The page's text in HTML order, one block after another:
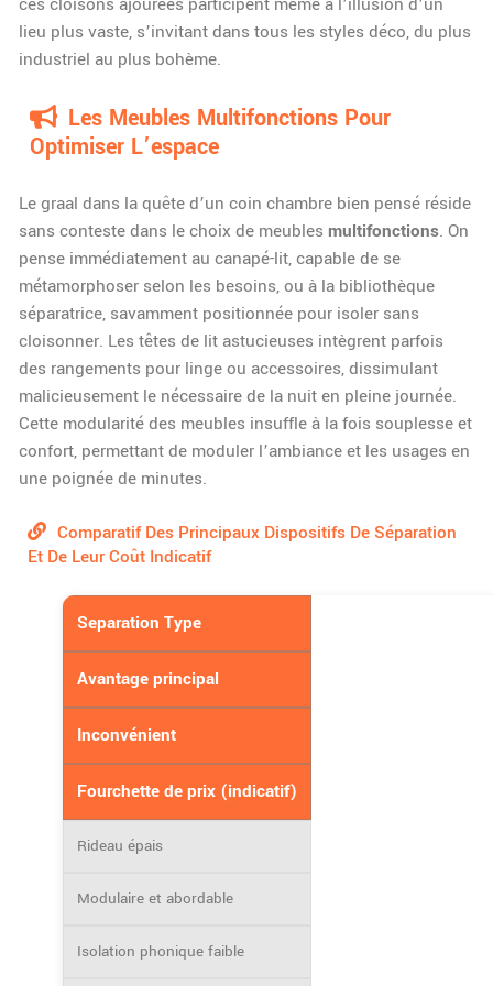
lieu plus vaste, s’invitant dans tous les styles déco, du plus
industriel au plus bohème.
Les Meubles Multifonctions Pour
Optimiser L’espace
Le graal dans la quête d’un coin chambre bien pensé réside
sans conteste dans le choix de meubles multifonctions. On
pense immédiatement au canapé-lit, capable de se
métamorphoser selon les besoins, ou à la bibliothèque
séparatrice, savamment positionnée pour isoler sans
cloisonner. Les têtes de lit astucieuses intègrent parfois
des rangements pour linge ou accessoires, dissimulant
malicieusement le nécessaire de la nuit en pleine journée.
Cette modularité des meubles insuffle à la fois souplesse et
confort, permettant de moduler l’ambiance et les usages en
une poignée de minutes.
Comparatif Des Principaux Dispositifs De Séparation
Et De Leur Coût Indicatif
Separation Type
Avantage principal
Inconvénient
Fourchette de prix (indicatif)
Rideau épais
Modulaire et abordable
Isolation phonique faible